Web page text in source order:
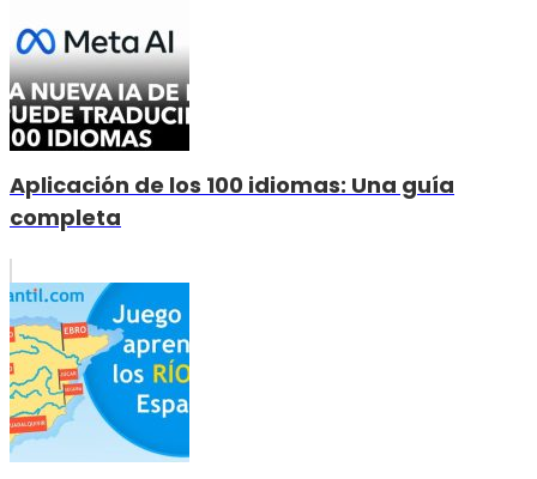
Aplicación de los 100 idiomas: Una guía
completa